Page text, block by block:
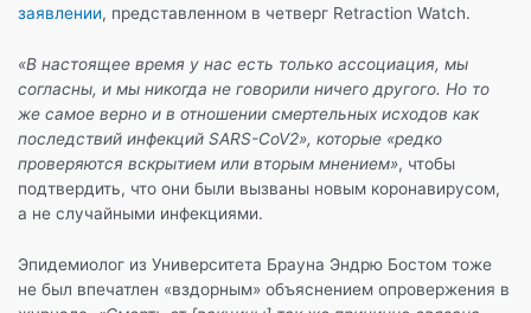
заявлении, представленном в четверг Retraction Watch.
«В настоящее время у нас есть только ассоциация, мы
согласны, и мы никогда не говорили ничего другого. Но то
же самое верно и в отношении смертельных исходов как
последствий инфекций SARS-CoV2», которые «редко
проверяются вскрытием или вторым мнением», чтобы
подтвердить, что они были вызваны новым коронавирусом,
а не случайными инфекциями.
Эпидемиолог из Университета Брауна Эндрю Бостом тоже
не был впечатлен «вздорным» объяснением опровержения в